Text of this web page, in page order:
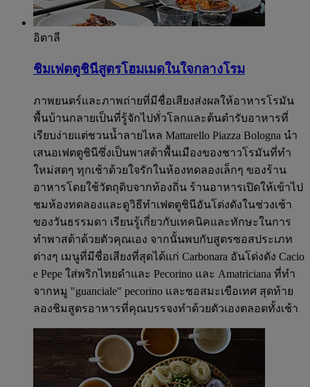
อิตาลี
ชิมเฟตตูชินีสูตรโฮมเมดในใจกลางโรม
ภาพยนตร์และภาพถ่ายที่มีชื่อเสียงส่งผลให้อาหารโรมัน
พื้นบ้านกลายเป็นที่รู้จักไปทั่วโลกและต้นตำรับอาหารที่
เรียบง่ายแต่ชวนน้ำลายไหล Mattarello Piazza Bologna นำ
เสนอเฟตตูชินีซึ่งเป็นพาสต้าพื้นเมืองของชาวโรมันที่ทำ
ใหม่สดๆ ทุกเช้าด้วยใจรักในห้องทดลองเล็กๆ ของร้าน
อาหารโดยใช้วัตถุดิบจากท้องถิ่น ร้านอาหารเปิดให้เข้าไป
ชมห้องทดลองและดูวิธีทำเฟตตูชินีอันโด่งดังในช่วงเช้า
ของวันธรรมดา เรียนรู้เกี่ยวกับเทคนิคและทักษะในการ
ทำพาสต้าด้วยตัวคุณเอง จากนั้นพบกับสูตรซอสประเภท
ต่างๆ เมนูที่มีชื่อเสียงที่สุดได้แก่ Carbonara อันโด่งดัง Cacio
e Pepe ใส่พริกไทยดำและ Pecorino และ Amatriciana ที่ทำ
จากหมู "guanciale" pecorino และซอสมะเขือเทศ สุดท้าย
ลองชิมสูตรอาหารที่คุณบรรจงทำด้วยตัวเองตลอดทั้งเช้า